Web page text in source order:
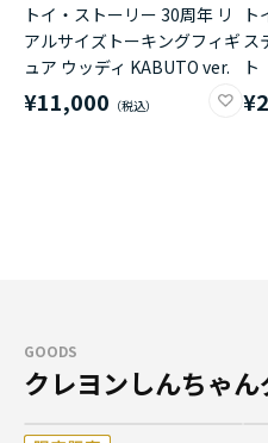
トイ・ストーリー 30周年 リ
アルサイズトーキングフィギ
ュア ウッディ KABUTO ver.
¥11,000
ス
ト
GOODS
クレヨンしんちゃ